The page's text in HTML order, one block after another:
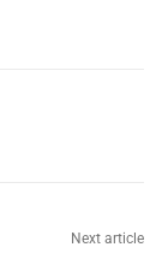
Next article